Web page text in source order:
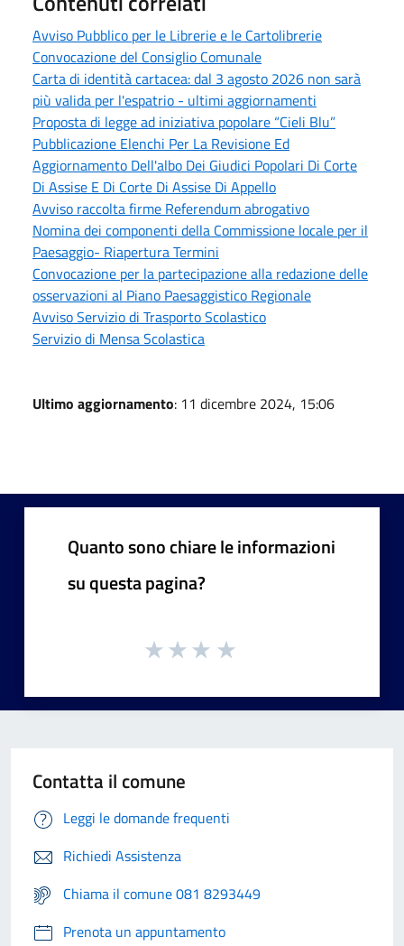
Avviso Pubblico per le Librerie e le Cartolibrerie
Convocazione del Consiglio Comunale
Carta di identità cartacea: dal 3 agosto 2026 non sarà
più valida per l'espatrio - ultimi aggiornamenti
Proposta di legge ad iniziativa popolare “Cieli Blu”
Pubblicazione Elenchi Per La Revisione Ed
Aggiornamento Dell'albo Dei Giudici Popolari Di Corte
Di Assise E Di Corte Di Assise Di Appello
Avviso raccolta firme Referendum abrogativo
Nomina dei componenti della Commissione locale per il
Paesaggio- Riapertura Termini
Convocazione per la partecipazione alla redazione delle
osservazioni al Piano Paesaggistico Regionale
Avviso Servizio di Trasporto Scolastico
Servizio di Mensa Scolastica
Ultimo aggiornamento: 11 dicembre 2024, 15:06
Quanto sono chiare le informazioni
su questa pagina?
Contatta il comune
Leggi le domande frequenti
Richiedi Assistenza
Chiama il comune 081 8293449
Prenota un appuntamento